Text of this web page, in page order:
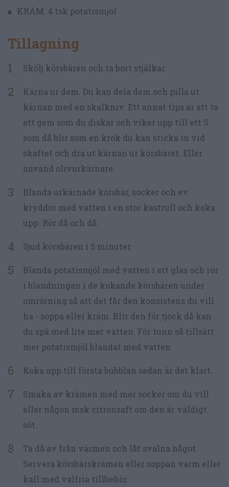
KRÄM: 4 tsk potatismjöl
Tillagning
Skölj körsbären och ta bort stjälkar.
Kärna ur dem. Du kan dela dem och pilla ut
kärnan med en skalkniv. Ett annat tips är att ta
ett gem som du diskar och viker upp till ett S
som då blir som en krok du kan sticka in vid
skaftet och dra ut kärnan ur körsbäret. Eller
använd olivurkärnare.
Blanda urkärnade körsbär, socker och ev.
kryddor med vatten i en stor kastrull och koka
upp. Rör då och då.
Sjud körsbären i 5 minuter.
Blanda potatismjöl med vatten i ett glas och rör
i blandningen i de kokande körsbären under
omrörning så att det får den konsistens du vill
ha - soppa eller kräm. Blir den för tjock då kan
du spä med lite mer vatten. För tunn så tillsätt
mer potatismjöl blandat med vatten.
Koka upp till första bubblan sedan är det klart.
Smaka av krämen med mer socker om du vill
eller någon msk citronsaft om den är väldigt
söt.
Ta då av från värmen och låt svalna något.
Servera körsbärskrämen eller soppan varm eller
kall med valfria tillbehör.